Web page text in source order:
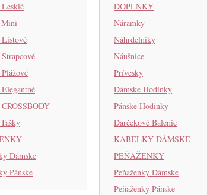
Mini
Dámske
Pánske
DOPLNKY
Náramky
Náhrdelníky
Náušnice
Prívesky
Dámske Hodinky
Pánske Hodinky
Darčekové Balenie
KABELKY DÁMSKE
PEŇAŽENKY
Peňaženky Dámske
Peňaženky Pánske